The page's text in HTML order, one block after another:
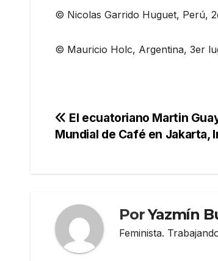
© Nicolas Garrido Huguet, Perú,
© Mauricio Holc, Argentina, 3er
Navegación
El ecuatoriano Martin
Mundial de Café en Jakarta,
PorYazmín
Feminista.